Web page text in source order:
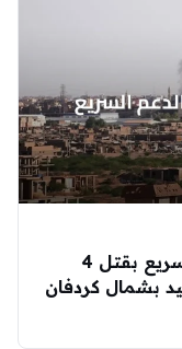
شبكة أطباء السودان تتهم الدعم السريع بقتل 4
بشمال كردفان